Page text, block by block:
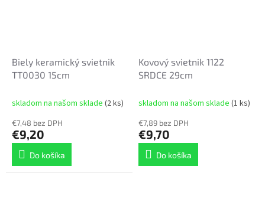
Biely keramický svietnik
TT0030 15cm
skladom na našom sklade (2 ks)
€7,48 bez DPH
€9,20
Do košíka
Kovový svietnik 1122
SRDCE 29cm
skladom na našom sklade (1 ks)
€7,89 bez DPH
€9,70
Do košíka